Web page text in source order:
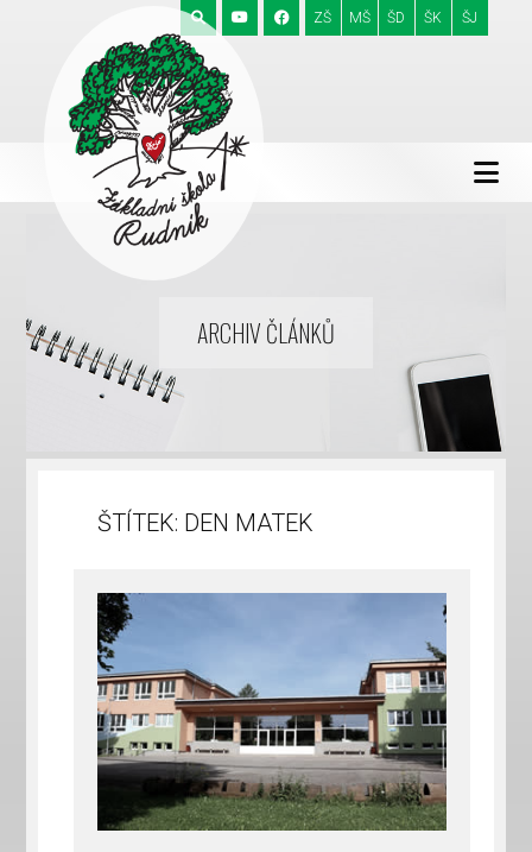
ZŠ MŠ ŠD ŠK ŠJ
ARCHIV ČLÁNKŮ
ŠTÍTEK: DEN MATEK